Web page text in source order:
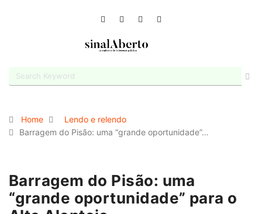
Home
Lendo e relendo
Barragem do Pisão: uma “grande oportunidade”…
Barragem do Pisão: uma
“grande oportunidade” para o